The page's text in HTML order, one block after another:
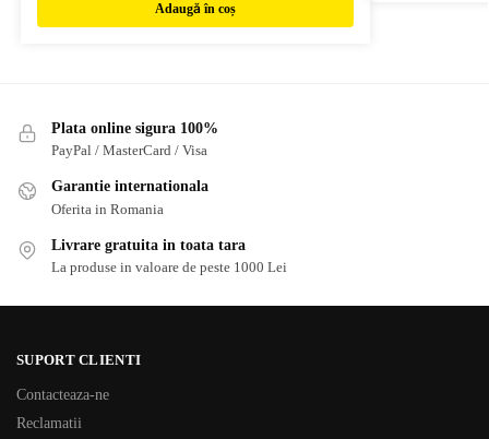
Adaugă în coș
Plata online sigura 100%
PayPal / MasterCard / Visa
Garantie internationala
Oferita in Romania
Livrare gratuita in toata tara
La produse in valoare de peste 1000 Lei
SUPORT CLIENTI
Contacteaza-ne
Reclamatii